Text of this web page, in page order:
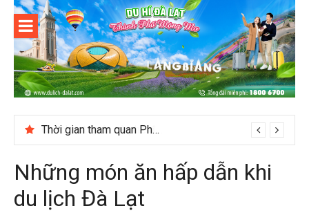
Skip
content
Du lịch Đà
Lạt
Thời gian tham quan Phong Nha Kẻ Bàng
Những món ăn hấp dẫn khi
du lịch Đà Lạt